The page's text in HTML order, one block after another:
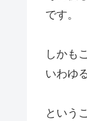
です。
しかも
いわゆ
という